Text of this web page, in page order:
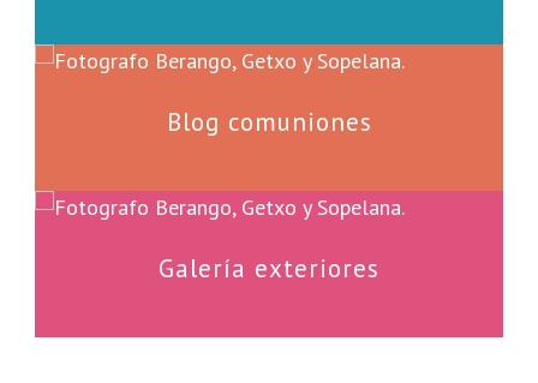
Blog comuniones
Galería exteriores